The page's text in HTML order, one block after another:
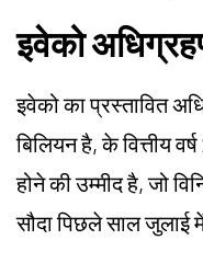
इवेको
इवेको का प्रस्तावित
बिलियन है, के वित्तीय
होने की उम्मीद है, जो
सौदा पिछले साल जुलाई